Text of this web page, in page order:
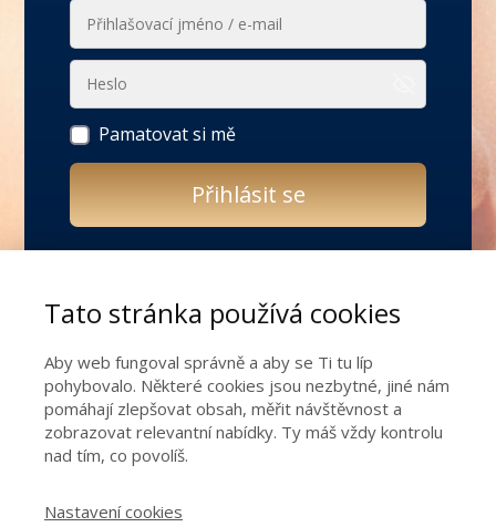
Pamatovat si mě
Přihlásit se
Zapomněli jste heslo?
Ještě nemáš přístup do online programu
TVŮJ ZDROJ?
Během 4 týdnů Ti k němu pomůžu najít
Tato stránka používá cookies
Aby web fungoval správně a aby se Ti tu líp
pohybovalo. Některé cookies jsou nezbytné, jiné nám
pomáhají zlepšovat obsah, měřit návštěvnost a
zobrazovat relevantní nabídky. Ty máš vždy kontrolu
nad tím, co povolíš.
Nastavení cookies